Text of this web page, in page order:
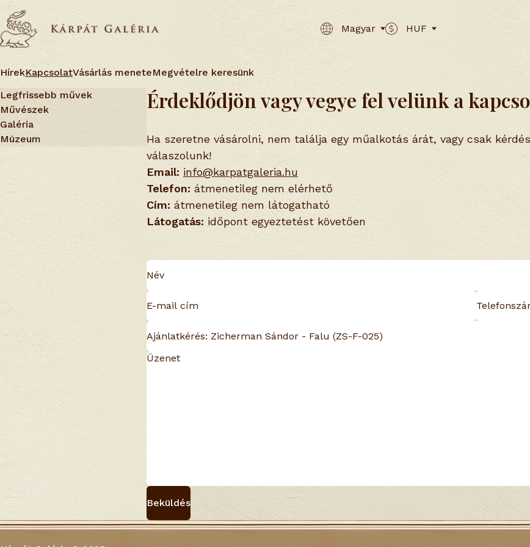
Magyar HUF
HírekKapcsolatVásárlás meneteMegvételre keresünk
Legfrissebb művek
Művészek
Galéria
Múzeum
Érdeklődjön vagy vegye fel velünk a
Ha szeretne vásárolni, nem találja egy műalkotás árát, vagy csak
válaszolunk!
Email: info@karpatgaleria.hu
Telefon: átmenetileg nem elérhető
Cím: átmenetileg nem látogatható
Látogatás: időpont egyeztetést követően